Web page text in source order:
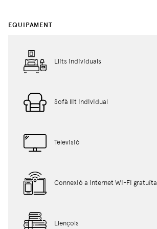
EQUIPAMENT
Llits individuals
Sofà llit individual
Televisió
Connexió a internet Wi-Fi gratuïta
Llençols